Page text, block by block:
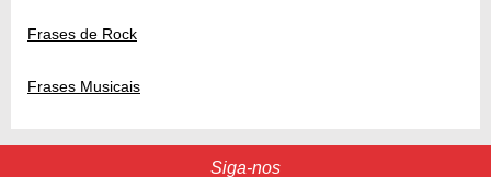
Frases de Rock
Frases Musicais
Siga-nos